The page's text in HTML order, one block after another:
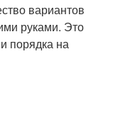
вариантов
руками. Это
порядка на